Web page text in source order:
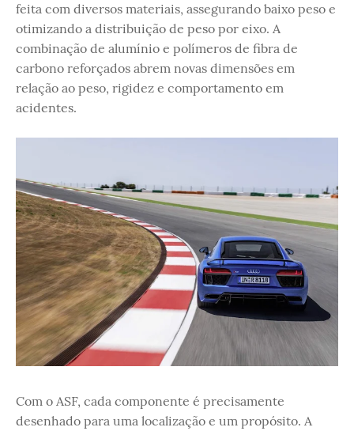
feita com diversos materiais, assegurando baixo peso e
otimizando a distribuição de peso por eixo. A
combinação de alumínio e polímeros de fibra de
carbono reforçados abrem novas dimensões em
relação ao peso, rigidez e comportamento em
acidentes.
Com o ASF, cada componente é precisamente
desenhado para uma localização e um propósito. A